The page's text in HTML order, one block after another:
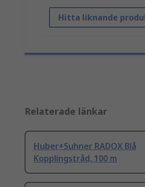
Hitta liknande
Relaterade länkar
Huber+Suhner RADOX Blå
Kopplingstråd, 100 m